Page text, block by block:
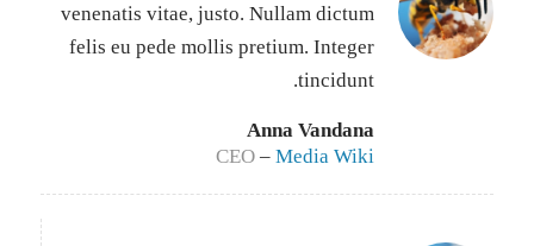
venenatis vitae, justo. Nullam dictum
felis eu pede mollis pretium. Integer
tincidunt.
Anna Vandana
CEO –Media Wiki